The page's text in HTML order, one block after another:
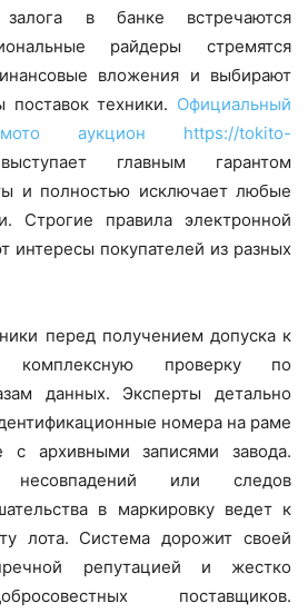
в банке встречаются
райдеры стремятся
вложения и выбирают
поставок техники. Официальный
аукцион
https://tokito-
главным гарантом
и полностью исключает любые
Строгие правила электронной
покупателей из разных
перед получением допуска к
комплексную проверку по
данных. Эксперты детально
номера на раме
с архивными записями завода.
или следов
в маркировку ведет к
лота. Система дорожит своей
репутацией и жестко
поставщиков.